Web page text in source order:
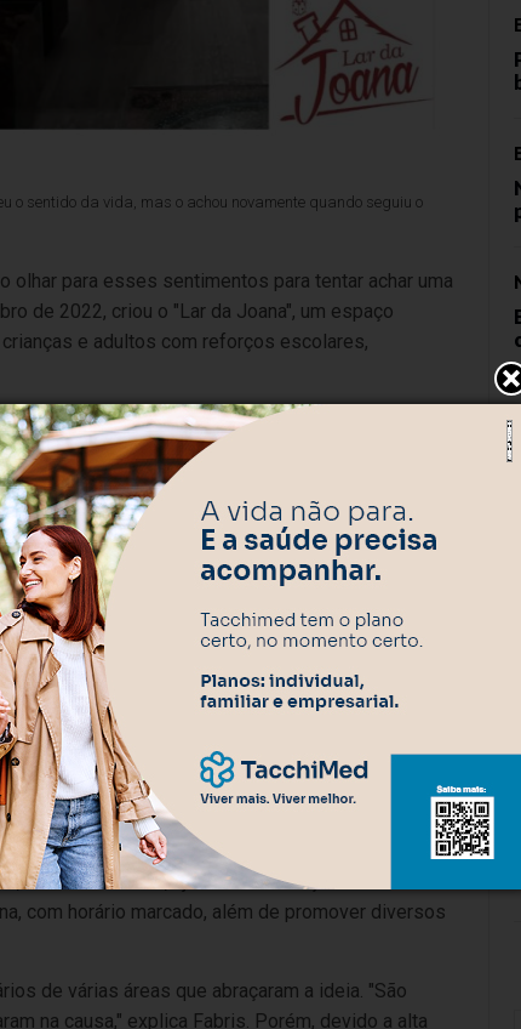
o sentido da vida, mas o achou novamente quando seguiu o
para esses sentimentos para tentar achar uma
de 2022, criou o "Lar da Joana", um espaço
e adultos com reforços escolares,
e ela perdeu o sentido da vida, mas o achou
trabalhava, lutava e sonhava por ela, sempre me
No dia 17 de julho de 2021, quando a Joana
livros espíritas da Joana e aprendi que somente a
caridade verdadeira é o exercício do amor para o
estímulos, de respeito, de valorização, de escuta...
pelos jovens o que eu fazia pela minha Joana,"
Balduino Alegretti, no bairro Municipal, em
"Tudo foi muito difícil, encontrar o espaço, a
no logo, mas valeu a pena cada esforço, cada
computadores e um banheiro, atendendo
ou de outras localidades), oferecendo
ajuda na elaboração de currículos
com horário marcado, além de promover diversos
de várias áreas que abraçaram a ideia. "São
na causa," explica Fabris. Porém, devido a alta